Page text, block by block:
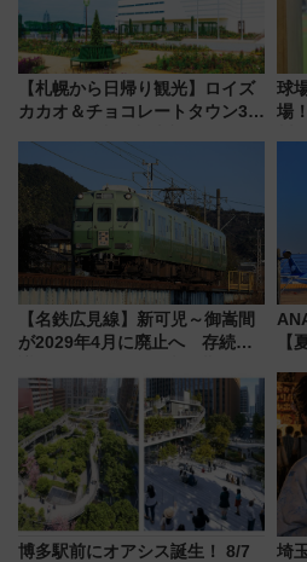
【札幌から日帰り観光】ロイズ
カカオ＆チョコレートタウン3周
詰め放題を開催、ロイズタウン
駅からのアクセスも
球
場
ス
【名鉄広見線】新可児～御嵩間
が2029年4月に廃止へ 存続協
【
「
博多駅前にオアシス誕生！ 8/7
埼